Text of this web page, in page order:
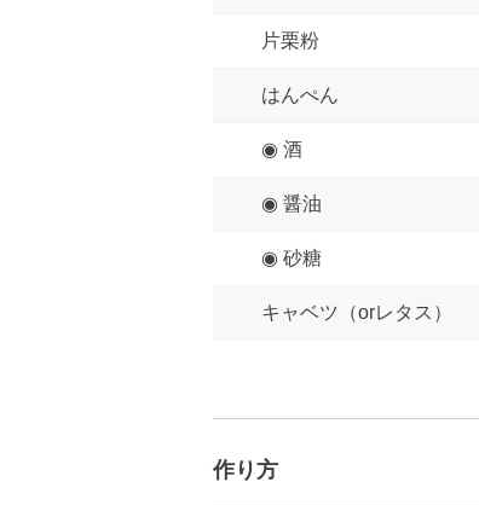
片栗粉
はんぺん
◉ 酒
◉ 醤油
◉ 砂糖
キャベツ（orレタス）
作り方